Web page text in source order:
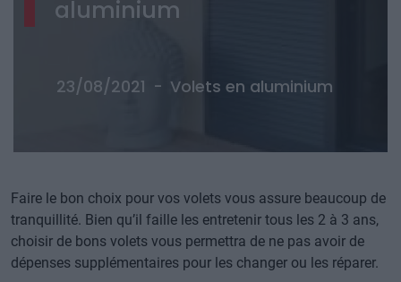
aluminium
23/08/2021 - Volets en aluminium
Faire le bon choix pour vos volets vous assure beaucoup de
tranquillité. Bien qu’il faille les entretenir tous les 2 à 3 ans,
choisir de bons volets vous permettra de ne pas avoir de
dépenses supplémentaires pour les changer ou les réparer.